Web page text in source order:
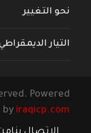
نحو التغيير
التيار
Powered
by iraqicp.com